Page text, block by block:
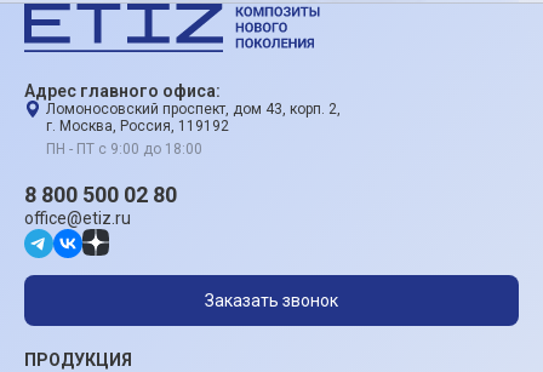
Адрес главного офиса:
Ломоносовский проспект, дом 43, корп. 2,
г. Москва, Россия, 119192
ПН - ПТ с 9:00 до 18:00
ПРОДУКЦИЯ
8 800 500 02 80
office@etiz.ru
Заказать звонок